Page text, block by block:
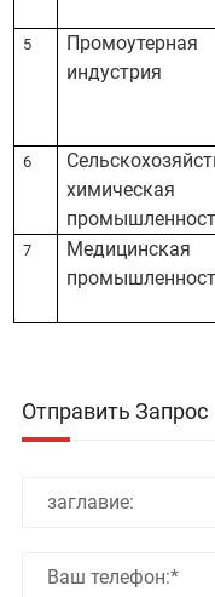
5
Промоутерная
индустрия
6
химическая
7
Медицинская
Отправить Запрос